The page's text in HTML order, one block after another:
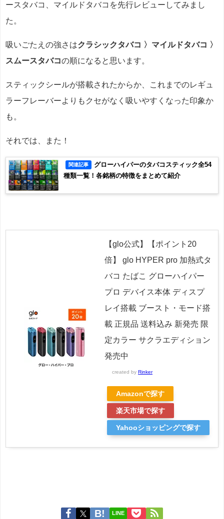
ースタバコ、マイルドタバコ を先行レビューしてみまし
た。
吸いごたえの強さはクラシックタバコ 〉マイルドタバコ 〉
スムースタバコの順になると思います。
スティックシールが搭載されたからか、これまでのレギュ
ラーフレーバーよりもクセがなく吸いやすくなった印象か
も。
それでは、また！
関連記事
グローハイパーのタバコスティック全54
種類一覧！各銘柄の特徴をまとめて紹介
【glo公式】【ポイント20
倍】 glo HYPER pro 加熱式タ
バコ たばこ グローハイパー
プロ デバイス本体 ディスプ
レイ搭載 ブースト・モード搭
載 正規品 送料込み 新発売 限
定カラー サクラエディション
発売中
created by Rinker
Amazonで探す
楽天市場で探す
Yahooショッピングで探す
LINE